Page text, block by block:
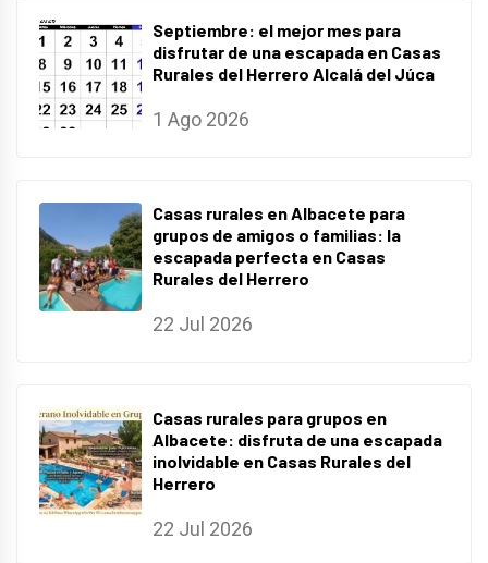
Septiembre: el mejor mes para
disfrutar de una escapada en Casas
Rurales del Herrero Alcalá del Júca
1 Ago 2026
Casas rurales en Albacete para
grupos de amigos o familias: la
escapada perfecta en Casas
Rurales del Herrero
22 Jul 2026
Casas rurales para grupos en
Albacete: disfruta de una escapada
inolvidable en Casas Rurales del
Herrero
22 Jul 2026